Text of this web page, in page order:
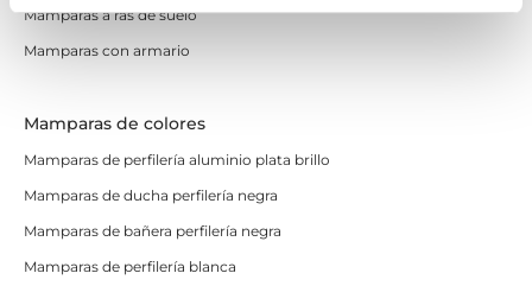
Mamparas a ras de suelo
Mamparas con armario
Mamparas de colores
Mamparas de perfilería aluminio plata brillo
Mamparas de ducha perfilería negra
Mamparas de bañera perfilería negra
Mamparas de perfilería blanca